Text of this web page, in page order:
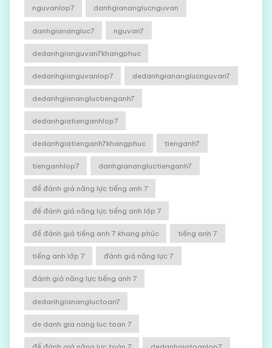
nguvanlop7 danhgiananglucnguvan
danhgianangluc7 nguvan7
dedanhgianguvan7khangphuc
dedanhgianguvanlop7 dedanhgiananglucnguvan7
dedanhgianangluctienganh7
dedanhgiatienganhlop7
dedanhgiatienganh7khangphuc tienganh7
tienganhlop7 danhgianangluctienganh7
đề đánh giá năng lực tiếng anh 7
đề đánh giá năng lực tiếng anh lớp 7
đề đánh giá tiếng anh 7 khang phúc tiếng anh 7
tiếng anh lớp 7 đánh giá năng lực 7
đánh giá năng lực tiếng anh 7
dedanhgianangluctoan7
de danh gia nang luc toan 7